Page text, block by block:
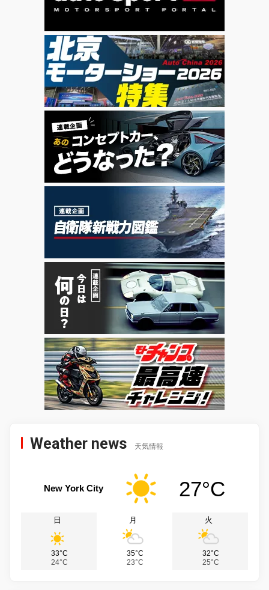
Weather news 天気情報
New York City 27°C
日
33°C
24°C
月
35°C
23°C
火
32°C
25°C